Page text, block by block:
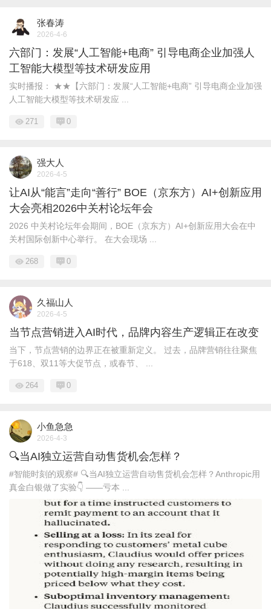
张春涛
2026-4-6
六部门：发展“人工智能+电商” 引导电商企业加强人
工智能大模型等技术研发应用
实时播报： ★★【六部门：发展“人工智能+电商” 引导电商企业加强
人工智能大模型等技术研发应 ...
271 0
强大人
2026-4-5
让AI从“能言”走向“善行” BOE（京东方）AI+创新应用
大会亮相2026中关村论坛年会
2026 中关村论坛年会期间，BOE（京东方）AI+创新应用大会在中
关村国际创新中心举行。 在大会现场 ...
268 0
久福山人
2026-4-5
当节点营销进入AI时代，品牌内容生产逻辑正在改变
当下，节点营销的边界正在被重新定义。 过去，品牌营销往往聚焦
于618、双11等大促节点，或春节、 ...
264 0
小鱼急急
2026-4-3
🔍当AI独立运营自动售货机会怎样？
#智能时刻的观察# 🔍当AI独立运营自动售货机会怎样？Anthropic用
真金白银做了实验👇 ——亏本 ...